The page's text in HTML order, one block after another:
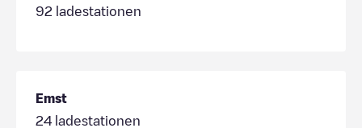
92 ladestationen
Emst
24 ladestationen